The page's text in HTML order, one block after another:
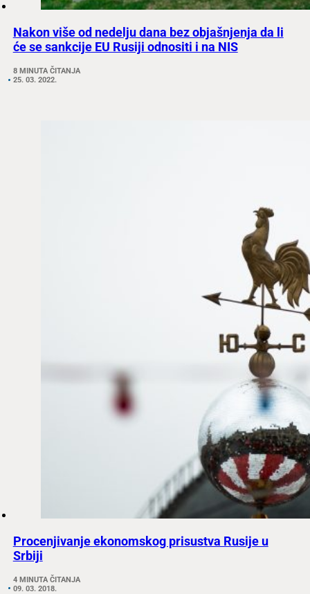
Nakon više od nedelju dana bez objašnjenja da li
će se sankcije EU Rusiji odnositi i na NIS
8 MINUTA ČITANJA
25. 03. 2022.
Procenjivanje ekonomskog prisustva Rusije u
Srbiji
4 MINUTA ČITANJA
09. 03. 2018.